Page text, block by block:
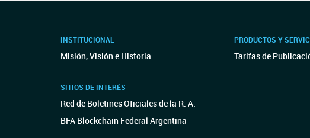
INSTITUCIONAL
Misión, Visión e Historia
SITIOS DE INTERÉS
Red de Boletines Oficiales de la R. A.
BFA Blockchain Federal Argentina
PRODUCTOS Y
Tarifas de